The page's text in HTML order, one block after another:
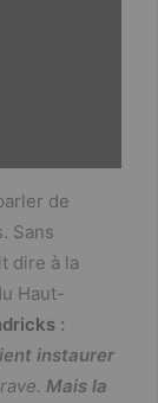
de
Sans
dire à la
Haut-
:
instaurer
Mais la